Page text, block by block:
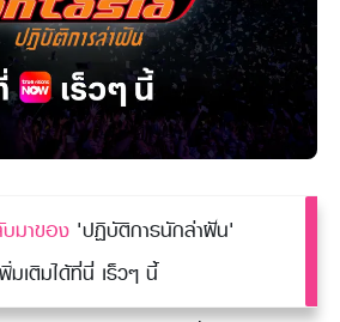
มาของ 'ปฏิบัติการนักล่าฝัน'
มเติมได้ที่นี่ เร็วๆ นี้